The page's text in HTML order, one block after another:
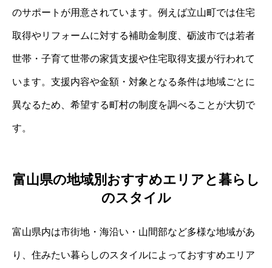
のサポートが用意されています。例えば立山町では住宅
取得やリフォームに対する補助金制度、砺波市では若者
世帯・子育て世帯の家賃支援や住宅取得支援が行われて
います。支援内容や金額・対象となる条件は地域ごとに
異なるため、希望する町村の制度を調べることが大切で
す。
富山県の地域別おすすめエリアと暮らし
のスタイル
富山県内は市街地・海沿い・山間部など多様な地域があ
り、住みたい暮らしのスタイルによっておすすめエリア